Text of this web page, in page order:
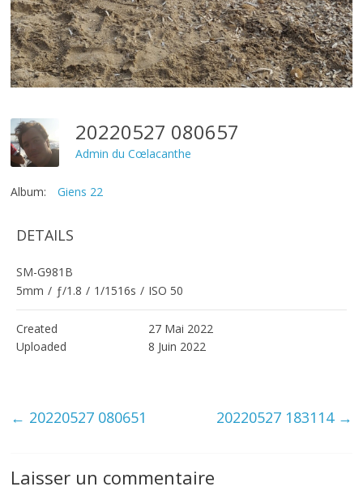
20220527 080657
Admin du Cœlacanthe
Album: Giens 22
DETAILS
SM-G981B
5mm / ƒ/1.8 / 1/1516s / ISO 50
Created
27 Mai 2022
Uploaded
8 Juin 2022
← 20220527 080651 20220527 183114 →
Laisser un commentaire